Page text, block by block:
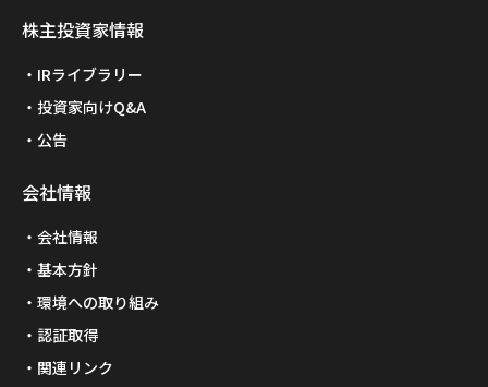
株主投資家情報
IRライブラリー
投資家向けQ&A
公告
会社情報
会社情報
基本方針
環境への取り組み
認証取得
関連リンク